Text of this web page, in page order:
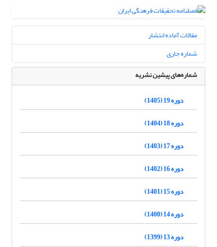
مقالات آماده انتشار
شماره جاری
شماره‌های پیشین نشریه
دوره 19 (1405)
دوره 18 (1404)
دوره 17 (1403)
دوره 16 (1402)
دوره 15 (1401)
دوره 14 (1400)
دوره 13 (1399)